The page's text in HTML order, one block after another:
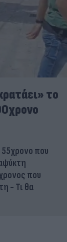
το
που
που
- Τι θα